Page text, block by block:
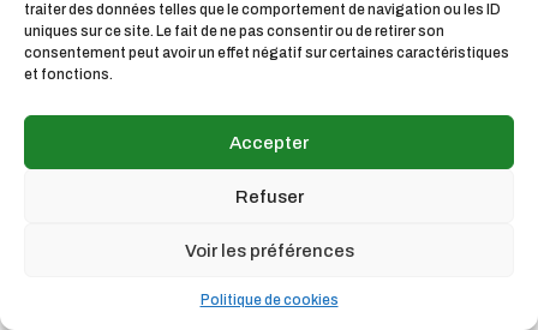
traiter des données telles que le comportement de navigation ou les ID
uniques sur ce site. Le fait de ne pas consentir ou de retirer son
consentement peut avoir un effet négatif sur certaines caractéristiques
et fonctions.
Accepter
Refuser
Voir les préférences
Politique de cookies
© 2024 Les Ami.e.s de la Confédération paysanne. Tous les
droits sont réservés
Mentions Légales